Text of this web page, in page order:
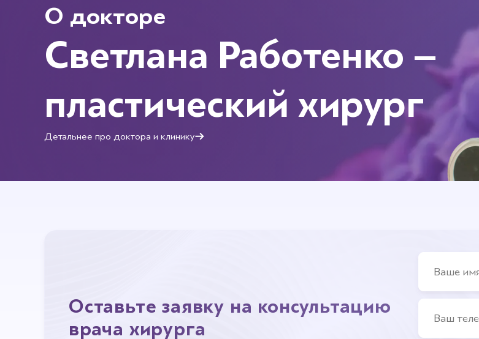
О докторе
Светлана Работенко –
пластический хирург
Детальнее про доктора и клинику
Оставьте заявку на консультацию
врача хирурга